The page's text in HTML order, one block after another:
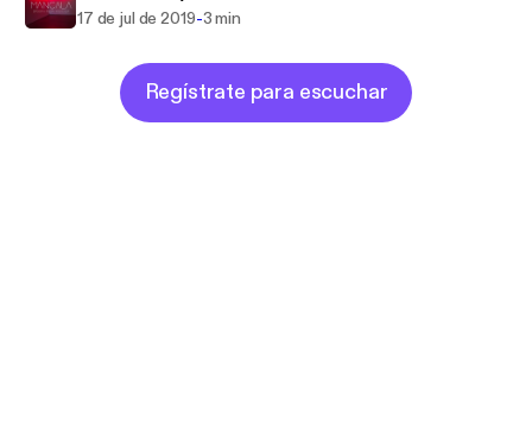
17 de jul de 2019-3 min
Regístrate para escuchar